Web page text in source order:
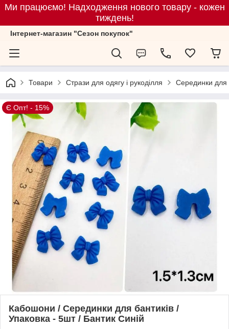
Ми працюємо! Надходження нового товару - кожен
тиждень!
Iнтернет-магазин "Сезон покупок"
Товари Стрази для одягу і рукоділля Серединки для
Є Опт! - 15%
Кабошони / Серединки для бантиків /
Упаковка - 5шт / Бантик Синій